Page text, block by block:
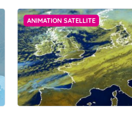
ANIMATION SATELLITE